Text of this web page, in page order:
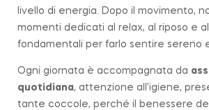
livello di energia. Dopo il movimento,
momenti dedicati al relax, al riposo e
fondamentali per farlo sentire sereno
Ogni giornata è accompagnata da
quotidiana, attenzione all’igiene,
tante coccole, perché il benessere